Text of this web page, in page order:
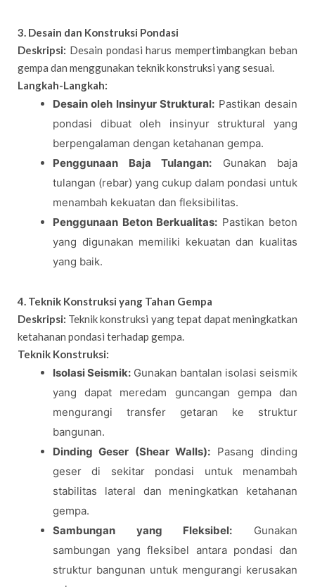
3. Desain dan Konstruksi Pondasi
Deskripsi: Desain pondasi harus mempertimbangkan beban
gempa dan menggunakan teknik konstruksi yang sesuai.
Langkah-Langkah:
Desain oleh Insinyur Struktural: Pastikan desain
pondasi dibuat oleh insinyur struktural yang
berpengalaman dengan ketahanan gempa.
Penggunaan Baja Tulangan: Gunakan baja
tulangan (rebar) yang cukup dalam pondasi untuk
menambah kekuatan dan fleksibilitas.
Penggunaan Beton Berkualitas: Pastikan beton
yang digunakan memiliki kekuatan dan kualitas
yang baik.
4. Teknik Konstruksi yang Tahan Gempa
Deskripsi: Teknik konstruksi yang tepat dapat meningkatkan
ketahanan pondasi terhadap gempa.
Teknik Konstruksi:
Isolasi Seismik: Gunakan bantalan isolasi seismik
yang dapat meredam guncangan gempa dan
mengurangi transfer getaran ke struktur
bangunan.
Dinding Geser (Shear Walls): Pasang dinding
geser di sekitar pondasi untuk menambah
stabilitas lateral dan meningkatkan ketahanan
gempa.
Sambungan yang Fleksibel: Gunakan
sambungan yang fleksibel antara pondasi dan
struktur bangunan untuk mengurangi kerusakan